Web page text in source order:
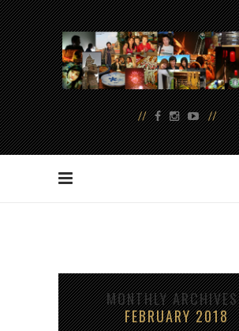
MONTHLY ARCHIVES
FEBRUARY 2018